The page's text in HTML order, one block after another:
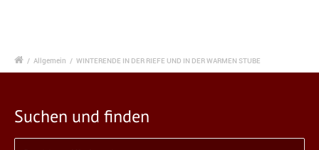
/ Allgemein / WINTERENDE IN DER RIEFE UND IN DER WARMEN STUBE
Suchen und finden